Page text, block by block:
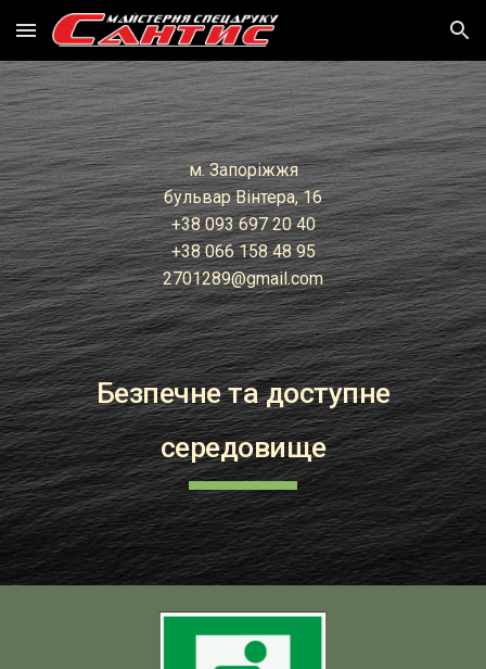
Skip to main content Skip to navigation
м. Запоріжжя
бульвар Вінтера, 16
+38 093 697 20 40
+38 066 158 4895
2701289@gmail.com
Безпечне та доступне
середовище